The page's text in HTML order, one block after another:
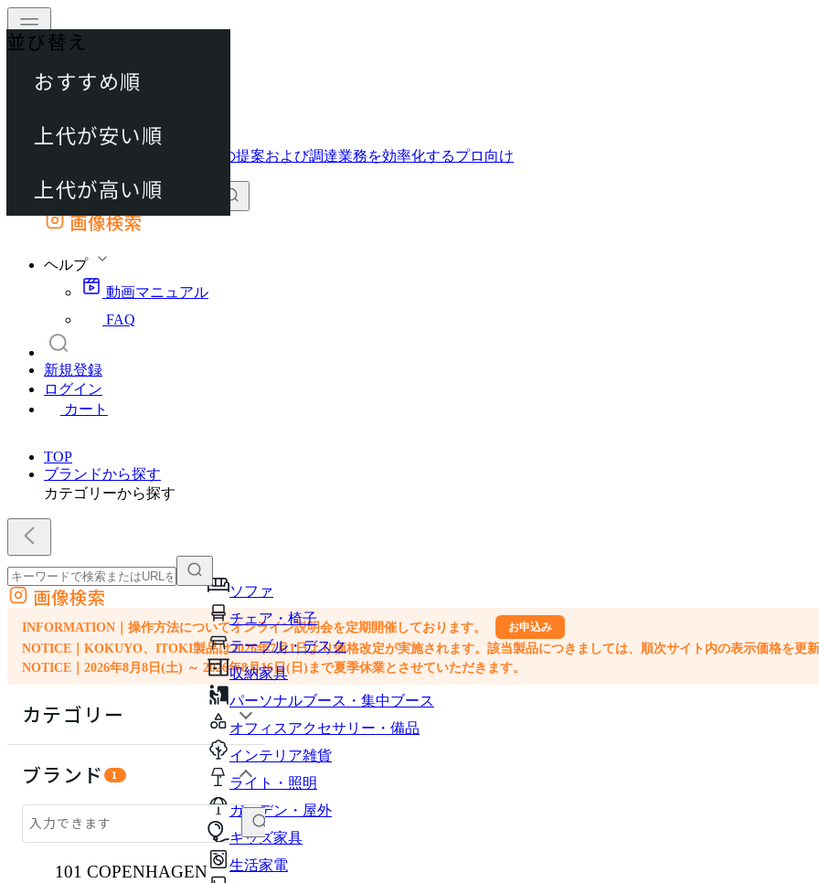
動画マニュアル
外部サイトの商品をカートに追加
画像検索
ヘルプ
動画マニュアル
FAQ
新規登録
ログイン
カート
TOP
ブランドから探す
カテゴリーから探す
ソファ
チェア・椅子
テーブル・デスク
収納家具
パーソナルブース・集中ブース
オフィスアクセサリー・備品
インテリア雑貨
ライト・照明
ガーデン・屋外
キッズ家具
生活家電
外部サイトの商品をカートに追加
他のサイトで見つけた商品ページのURLを貼り付けて、カートに追加できます
画像検索
INFORMATION｜操作方法についてオンライン説明会を定期開催しております。 お申込み
NOTICE｜KOKUYO、ITOKI製品は2026年7月1日より価格改定が実施されます。該当製品につきましては、順次サイト内の表示価格を更新
NOTICE｜2026年8月8日(土) ～ 2026年8月16日(日)まで夏季休業とさせていただきます。
カテゴリー
収納家具
ブランド 1
101 COPENHAGEN
40件
並び替え
おすすめ順
上代が安い順
上代が高い順